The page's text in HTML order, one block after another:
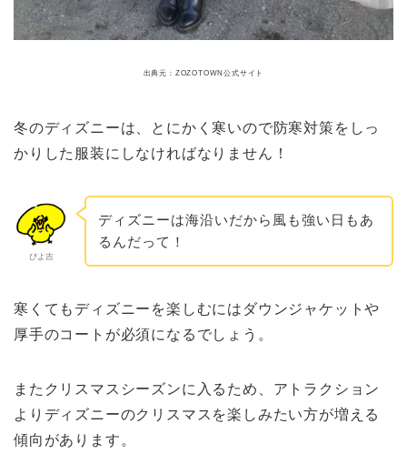
出典元：ZOZOTOWN公式サイト
冬のディズニーは、とにかく寒いので防寒対策をしっ
かりした服装にしなければなりません！
ぴよ吉
ディズニーは海沿いだから風も強い日もあ
るんだって！
寒くてもディズニーを楽しむにはダウンジャケットや
厚手のコートが必須になるでしょう。
またクリスマスシーズンに入るため、アトラクション
よりディズニーのクリスマスを楽しみたい方が増える
傾向があります。